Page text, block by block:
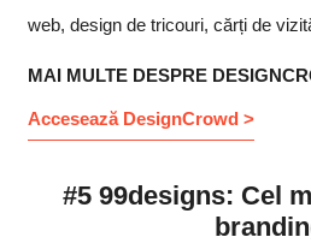
web, design de tricouri, cărți de
MAI MULTE DESPRE
Accesează DesignCrowd >
#5 99designs: Cel